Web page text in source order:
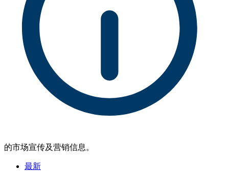
的市场宣传及营销信息。
最新